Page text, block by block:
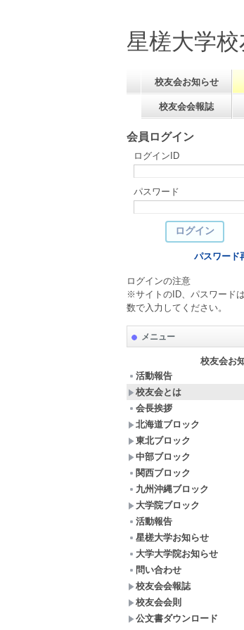
星槎大学
校友会お知らせ
校友会会報誌
会員ログイン
ログインID
パスワード
パスワード
ログインの注意
※サイトのID、パスワード
数で入力してください。
メニュー
校友会お
活動報告
校友会とは
会長挨拶
北海道ブロック
東北ブロック
中部ブロック
関西ブロック
九州沖縄ブロック
大学院ブロック
活動報告
星槎大学お知らせ
大学大学院お知らせ
問い合わせ
校友会会報誌
校友会会則
公文書ダウンロード